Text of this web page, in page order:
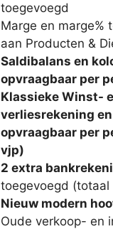
toegevoegd
Marge en marge%
aan Producten &
Saldibalans en
opvraagbaar per
Klassieke Winst-
verliesrekening
opvraagbaar per
vjp)
2 extra
toegevoegd (totaal
Nieuw modern
Oude verkoop- en